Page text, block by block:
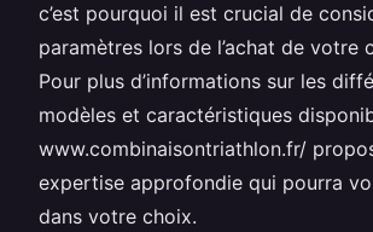
c’est pourquoi il est crucial de
paramètres lors de l’achat de votre
Pour plus d’informations sur les
modèles et caractéristiques
www.combinaisontriathlon.fr/
expertise approfondie qui pourra
dans votre choix.